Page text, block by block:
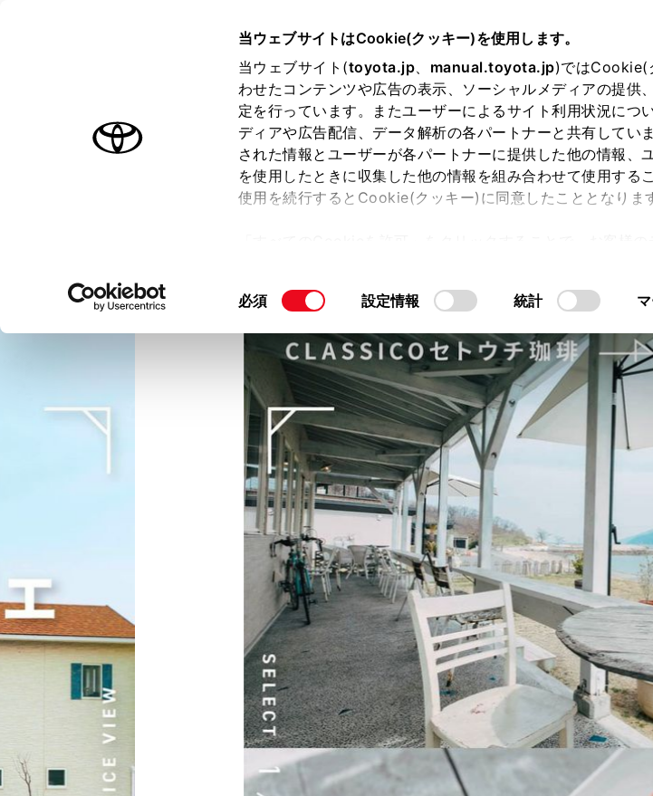
当ウェブサイトはCookie(クッキー)を使用します。
当ウェブサイト(toyota.jp、 manual.toyota.jp)ではCookie(
わせたコンテンツや広告の表示、ソーシャルメディアの提供
定を行っています。またユーザーによるサイト利用状況につ
ディアや広告配信、データ解析の各パートナーと共有してい
された情報とユーザーが各パートナーに提供した他の情報、
を使用したときに収集した他の情報を組み合わせて使用する
使用を続行するとCookie(クッキー)に同意したこととなりま
て」をご覧ください。
同
の
択
必須 設定情報 統計
オーナーサポート トピックス